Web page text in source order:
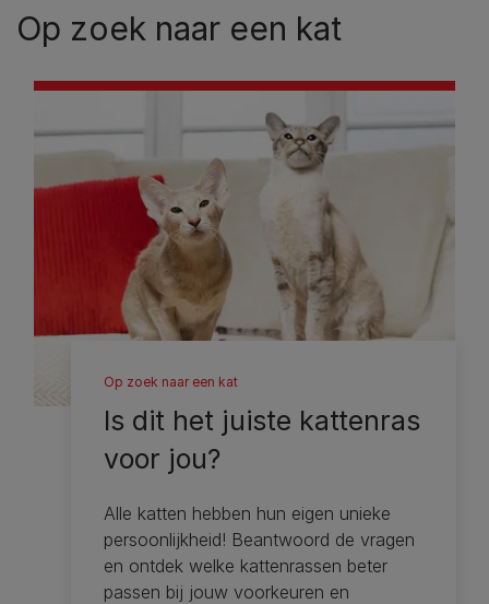
Op zoek naar een kat
Op zoek naar een kat
Is dit het juiste kattenras
voor jou?
Alle katten hebben hun eigen unieke
persoonlijkheid! Beantwoord de vragen
en ontdek welke kattenrassen beter
passen bij jouw voorkeuren en